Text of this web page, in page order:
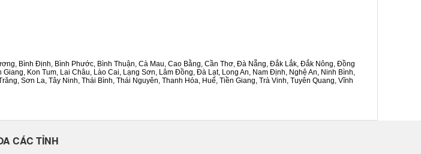
Bình Định, Bình Phước, Bình Thuận, Cà Mau, Cao Bằng, Cần Thơ, Đà Nẵng, Đắk Lắk, Đắk Nông, Đồng
Kon Tum, Lai Châu, Lào Cai, Lạng Sơn, Lâm Đồng, Đà Lạt, Long An, Nam Định, Nghệ An, Ninh Bình,
Sơn La, Tây Ninh, Thái Bình, Thái Nguyên, Thanh Hóa, Huế, Tiền Giang, Trà Vinh, Tuyên Quang, Vĩnh
CÁC TỈNH